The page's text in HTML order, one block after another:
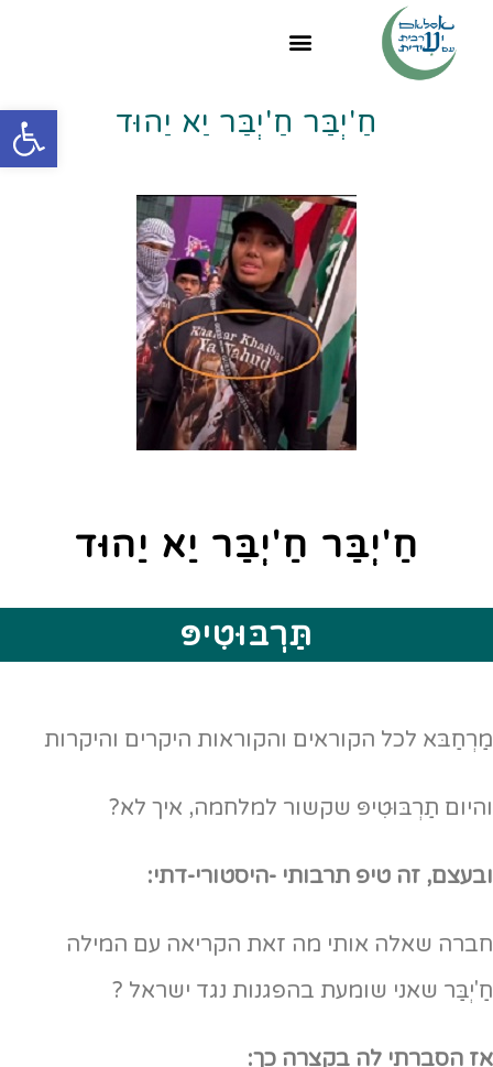
חַ'יְבַּר חַ'יְבַּר יַא יַהוּד
חַ'יְבַּר חַ'יְבַּר יַא יַהוּד
תַּרְבּוּטִיפּ
מַרְחַבּא לכל הקוראים והקוראות היקרים והיקרות
והיום תַרְבּוּטִיפּ שקשור למלחמה, איך לא?
ובעצם, זה טיפ תרבותי -היסטורי-דתי:
חברה שאלה אותי מה זאת הקריאה עם המילה
חַ'יְבַּר שאני שומעת בהפגנות נגד ישראל ?
אז הסברתי לה בקצרה כך: